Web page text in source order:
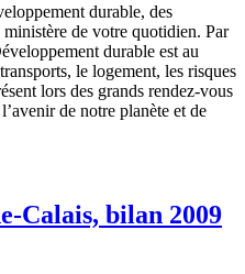
durable, des
de votre quotidien. Par
durable est au
le logement, les risques
lors des grands rendez-vous
de notre planète et de
Calais, bilan 2009